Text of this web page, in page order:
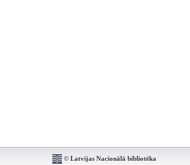
© Latvijas Nacionālā bibliotēka